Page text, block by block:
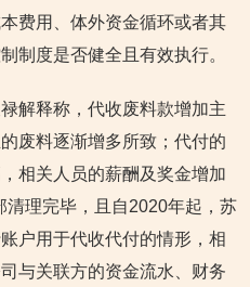
费用、体外资金循环或者其
制度是否健全且有效执行。
解释称，代收废料款增加主
废料逐渐增多所致；代付的
相关人员的薪酬及奖金增加
清理完毕，且自2020年起，苏
户用于代收代付的情形，相
与关联方的资金流水、财务